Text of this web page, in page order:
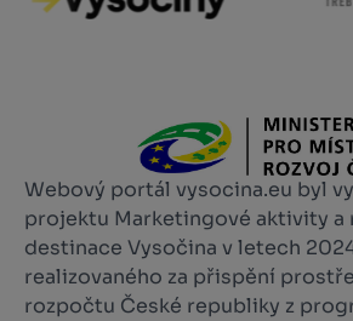
Webový portál vysocina.eu byl
projektu Marketingové aktivity a
destinace Vysočina v letech
realizovaného za přispění
rozpočtu České republiky z